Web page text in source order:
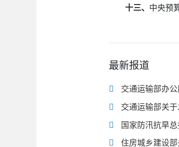
十三、 中央预
最新报道
交通运输部办
交通运输部关
国家防汛抗旱
住房城乡建设